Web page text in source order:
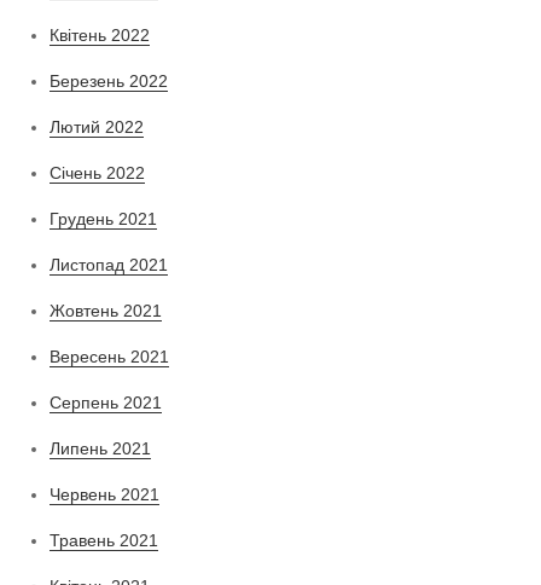
Квітень 2022
Березень 2022
Лютий 2022
Січень 2022
Грудень 2021
Листопад 2021
Жовтень 2021
Вересень 2021
Серпень 2021
Липень 2021
Червень 2021
Травень 2021